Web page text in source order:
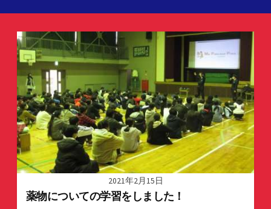
2021年2月15日
薬物についての学習をしました！